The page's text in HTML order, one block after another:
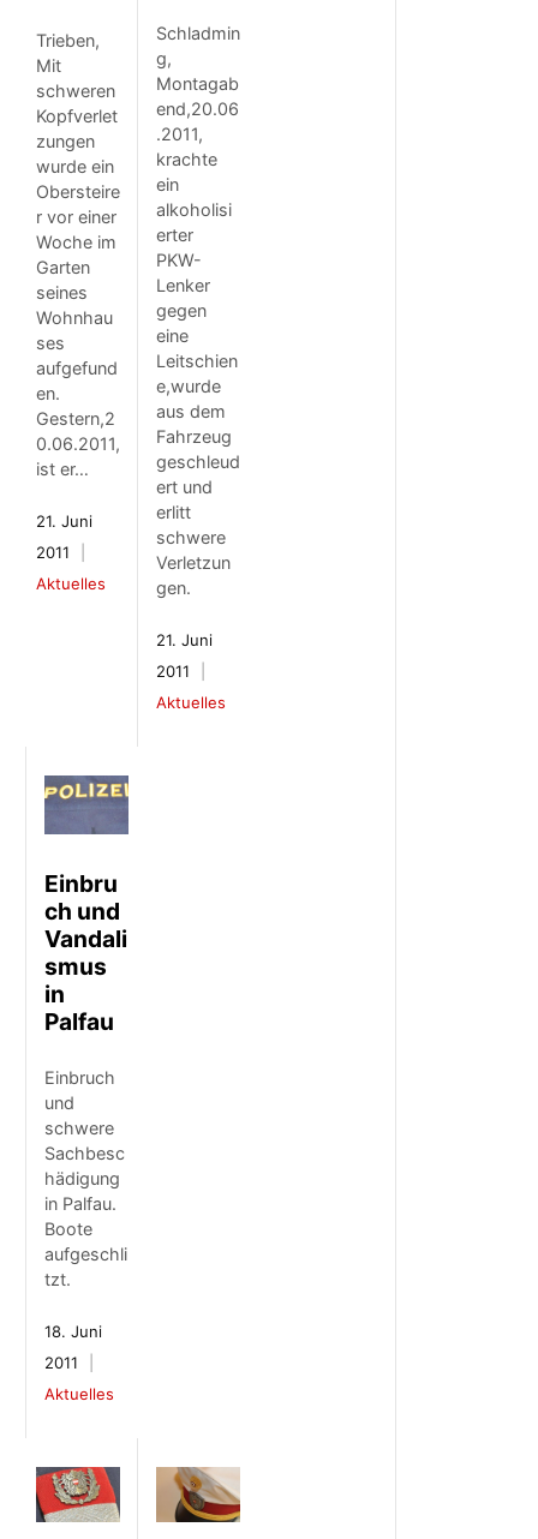
Trieben,
Mit
schweren
Kopfverlet
zungen
wurde ein
Obersteire
r vor einer
Woche im
Garten
seines
Wohnhau
ses
aufgefund
en.
Gestern,2
0.06.2011,
ist er…
21. Juni
2011
Aktuelles
Schladmin
g,
Montagab
end,20.06
.2011,
krachte
ein
alkoholisi
erter
PKW-
Lenker
gegen
eine
Leitschien
e,wurde
aus dem
Fahrzeug
geschleud
ert und
erlitt
schwere
Verletzun
gen.
21. Juni
2011
Aktuelles
Einbru
ch und
Vandali
smus
in
Palfau
Einbruch
und
schwere
Sachbesc
hädigung
in Palfau.
Boote
aufgeschli
tzt.
18. Juni
2011
Aktuelles